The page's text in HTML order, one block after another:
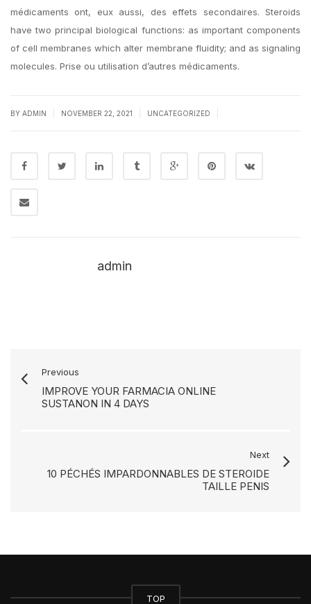
médicaments ont, eux aussi, des effets secondaires. Steroids
have two principal biological functions: as important components
of cell membranes which alter membrane fluidity; and as signaling
molecules. Prise ou utilisation d’autres médicaments.
BY ADMIN NOVEMBER 22, 2021 UNCATEGORIZED
admin
Previous
IMPROVE YOUR FARMACIA ONLINE
SUSTANON IN 4 DAYS
Next
10 PÉCHÉS IMPARDONNABLES DE STEROIDE
TAILLE PENIS
TOP